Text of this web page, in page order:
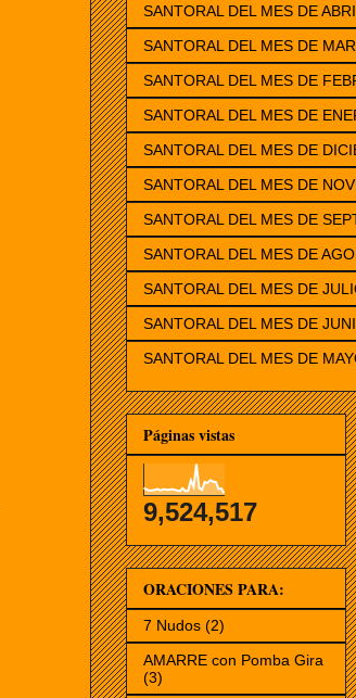
SANTORAL DEL MES DE
SANTORAL DEL MES DE
SANTORAL DEL MES DE
SANTORAL DEL MES DE
SANTORAL DEL MES DE
SANTORAL DEL MES DE
SANTORAL DEL MES DE
SANTORAL DEL MES DE
SANTORAL DEL MES DE
SANTORAL DEL MES DE
SANTORAL DEL MES DE
Páginas vistas
9,524,517
ORACIONES PARA:
7 Nudos (2)
AMARRE con Pomba Gira
(3)